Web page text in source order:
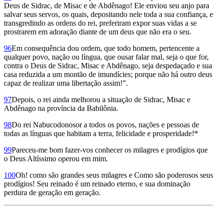
Deus de Sidrac, de Misac e de Abdênago! Ele enviou seu anjo para
salvar seus servos, os quais, depositando nele toda a sua confiança, e
transgredindo as ordens do rei, preferiram expor suas vidas a se
prostrarem em adoração diante de um deus que não era o seu.
96Em consequência dou ordem, que todo homem, pertencente a
qualquer povo, nação ou língua, que ousar falar mal, seja o que for,
contra o Deus de Sidrac, Misac e Abdênago, seja despedaçado e sua
casa reduzida a um montão de imundícies; porque não há outro deus
capaz de realizar uma libertação assim!”.
97Depois, o rei ainda melhorou a situação de Sidrac, Misac e
Abdênago na província da Babilônia.
98Do rei Nabucodonosor a todos os povos, nações e pessoas de
todas as línguas que habitam a terra, felicidade e prosperidade!*
99Pareceu-me bom fazer-vos conhecer os milagres e prodígios que
o Deus Altíssimo operou em mim.
100Oh! como são grandes seus milagres e Como são poderosos seus
prodígios! Seu reinado é um reinado eterno, e sua dominação
perdura de geração em geração.